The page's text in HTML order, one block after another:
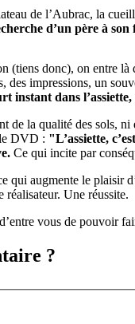
de l’Aubrac, la
d’un père à
(tiens donc), on entre là
des impressions, un
instant dans
la qualité des sols, ni
le DVD : "L’assiette,
Ce qui incite par
qui augmente le plaisir
réalisateur. Une réussite.
vous de pouvoir
?